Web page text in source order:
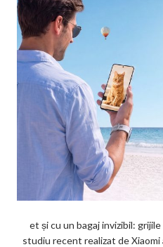
et și cu un bagaj invizibil:
studiu recent realizat de